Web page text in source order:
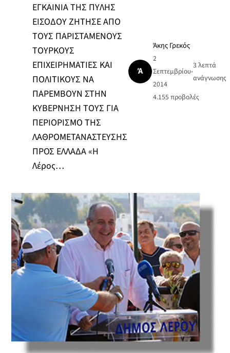
ΕΓΚΑΙΝΙΑ ΤΗΣ ΠΥΛΗΣ
ΕΙΣΟΔΟΥ ΖΗΤΗΣΕ ΑΠΟ
ΤΟΥΣ ΠΑΡΙΣΤΑΜΕΝΟΥΣ
ΤΟΥΡΚΟΥΣ
ΕΠΙΧΕΙΡΗΜΑΤΙΕΣ ΚΑΙ
ΠΟΛΙΤΙΚΟΥΣ ΝΑ
ΠΑΡΕΜΒΟΥΝ ΣΤΗΝ
ΚΥΒΕΡΝΗΣΗ ΤΟΥΣ ΓΙΑ
ΠΕΡΙΟΡΙΣΜΟ ΤΗΣ
ΛΑΘΡΟΜΕΤΑΝΑΣΤΕΥΣΗΣ
ΠΡΟΣ ΕΛΛΑΔΑ «Η
Λέρος…
Ά
Άκης Γρεκός
2
Σεπτεμβρίου
2014
•
3 λεπτά
ανάγνωσης
4.155 προβολές